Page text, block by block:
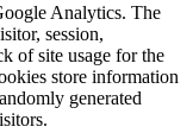
Analytics. The
session,
of site usage for the
store information
generated